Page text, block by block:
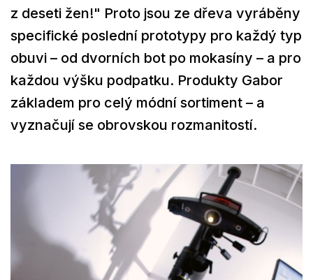
z deseti žen!" Proto jsou ze dřeva vyráběny
specifické poslední prototypy pro každý typ
obuvi – od dvorních bot po mokasíny – a pro
každou výšku podpatku. Produkty Gabor
základem pro celý módní sortiment – ​​a
vyznačují se obrovskou rozmanitostí.